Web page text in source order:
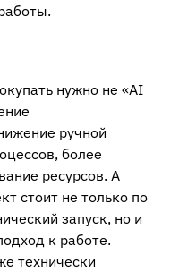
нужно не «AI
ручной
более
ресурсов. А
стоит не только по
запуск, но и
к работе.
технически